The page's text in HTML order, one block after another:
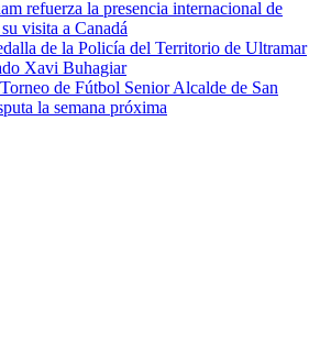
refuerza la presencia internacional de
visita a Canadá
de la Policía del Territorio de Ultramar
Xavi Buhagiar
de Fútbol Senior Alcalde de San
la semana próxima